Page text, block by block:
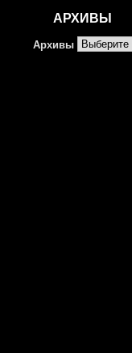
АРХИВЫ
Архивы